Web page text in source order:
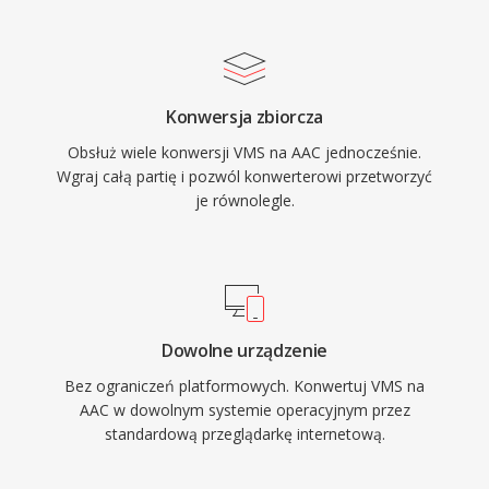
glosowych po dzwiek przestrzenny surround.
innych producentow gwarantuje, ze praktycznie
kazde wspolczesne urzadzenie, przegladarka i
odtwarzacz multimedialny obsluguje AAC
natywnie, bez dodatkowych wtyczek.
Konwersja zbiorcza
Obsłuż wiele konwersji VMS na AAC jednocześnie.
Wgraj całą partię i pozwól konwerterowi przetworzyć
je równolegle.
Dowolne urządzenie
Bez ograniczeń platformowych. Konwertuj VMS na
AAC w dowolnym systemie operacyjnym przez
standardową przeglądarkę internetową.